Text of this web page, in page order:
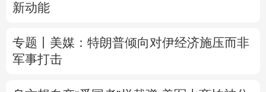
新动能
专题丨 美媒：特朗普倾向对伊经济施压而非
军事打击